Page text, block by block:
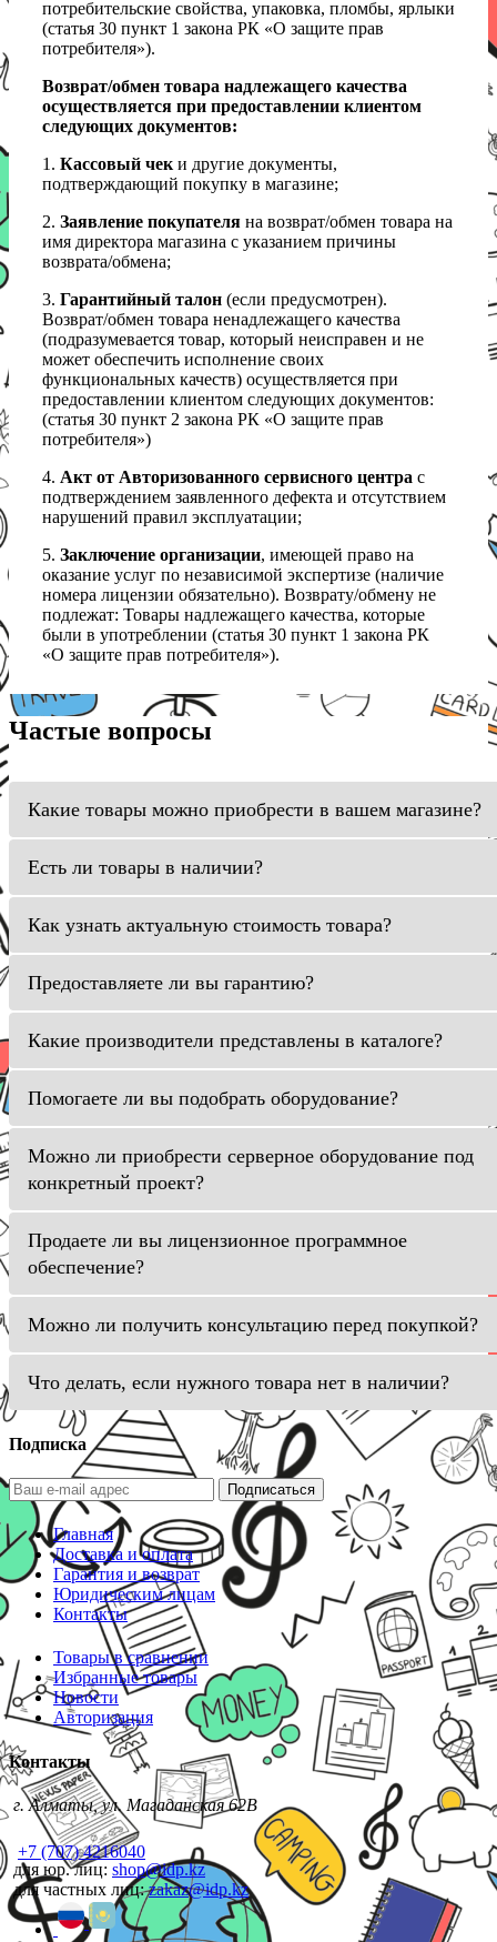
потребительские свойства, упаковка, пломбы, ярлыки
(статья 30 пункт 1 закона РК «О защите прав
потребителя»).
Возврат/обмен товара надлежащего качества
осуществляется при предоставлении клиентом
следующих документов:
1. Кассовый чеки другие документы,
подтверждающий покупку в магазине;
2. Заявление покупателя на возврат/обмен товара на
имя директора магазина с указанием причины
возврата/обмена;
3. Гарантийный талон (если предусмотрен).
Возврат/обмен товара ненадлежащего качества
(подразумевается товар, который неисправен и не
может обеспечить исполнение своих
функциональных качеств) осуществляется при
предоставлении клиентом следующих документов:
(статья 30 пункт 2 закона РК «О защите прав
потребителя»)
4. Акт от Авторизованного сервисного центра с
подтверждением заявленного дефекта и отсутствием
нарушений правил эксплуатации;
5. Заключение организации, имеющей право на
оказание услуг по независимой экспертизе (наличие
номера лицензии обязательно). Возврату/обмену не
подлежат: Товары надлежащего качества, которые
были в употреблении (статья 30 пункт 1 закона РК
«О защите прав потребителя»).
Частые вопросы
Какие товары можно приобрести в вашем магазине?
Есть ли товары в наличии?
Как узнать актуальную стоимость товара?
Предоставляете ли вы гарантию?
Какие производители представлены в каталоге?
Помогаете ли вы подобрать оборудование?
Можно ли приобрести серверное оборудование под
конкретный проект?
Продаете ли вы лицензионное программное
обеспечение?
Можно ли получить консультацию перед покупкой?
Что делать, если нужного товара нет в наличии?
Подписка
Подписаться
Главная
Доставка и оплата
Гарантия и возврат
Юридическим лицам
Контакты
Товары в сравнении
Избранные товары
Новости
Авторизация
Контакты
г. Алматы, ул. Магаданская 62В
+7 (707) 4216040
для юр. лиц: shop@idp.kz
для частных лиц:zakaz@idp.kz